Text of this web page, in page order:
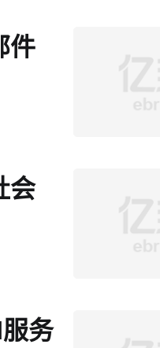
件
会
务